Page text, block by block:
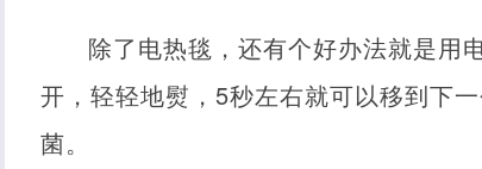
除了电热毯，还有个好办法就是用
开，轻轻地熨，5秒左右就可以移到下
菌。